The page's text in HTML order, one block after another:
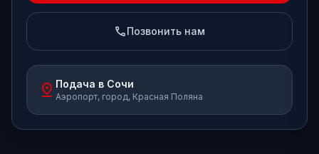
phoneПозвонить нам
pin_drop Подача в Сочи
Аэропорт, город, Красная Поляна